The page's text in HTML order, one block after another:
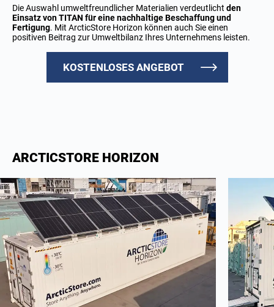
Die Auswahl umweltfreundlicher Materialien verdeutlicht den
Einsatz von TITAN für eine nachhaltige Beschaffung und
Fertigung. Mit ArcticStore Horizon können auch Sie einen
positiven Beitrag zur Umweltbilanz Ihres Unternehmens leisten.
KOSTENLOSES ANGEBOT
ARCTICSTORE HORIZON